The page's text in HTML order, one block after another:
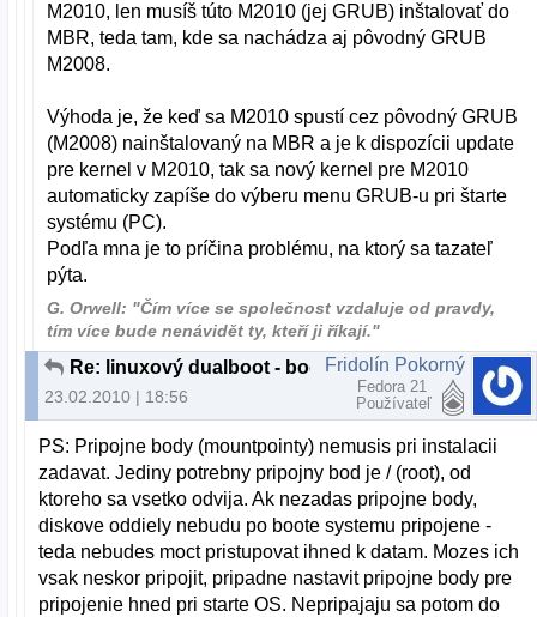
M2010, len musíš túto M2010 (jej GRUB) inštalovať do
MBR, teda tam, kde sa nachádza aj pôvodný GRUB
M2008.
Výhoda je, že keď sa M2010 spustí cez pôvodný GRUB
(M2008) nainštalovaný na MBR a je k dispozícii update
pre kernel v M2010, tak sa nový kernel pre M2010
automaticky zapíše do výberu menu GRUB-u pri štarte
systému (PC).
Podľa mna je to príčina problému, na ktorý sa tazateľ
pýta.
G. Orwell: "Čím více se společnost vzdaluje od pravdy,
tím více bude nenávidět ty, kteří ji říkají."
Re: linuxový dualboot - body pripojenia
23.02.2010 | 18:56
Fridolín Pokorný
Fedora 21
Používateľ
PS: Pripojne body (mountpointy) nemusis pri instalacii
zadavat. Jediny potrebny pripojny bod je / (root), od
ktoreho sa vsetko odvija. Ak nezadas pripojne body,
diskove oddiely nebudu po boote systemu pripojene -
teda nebudes moct pristupovat ihned k datam. Mozes ich
vsak neskor pripojit, pripadne nastavit pripojne body pre
pripojenie hned pri starte OS. Nepripajaju sa potom do